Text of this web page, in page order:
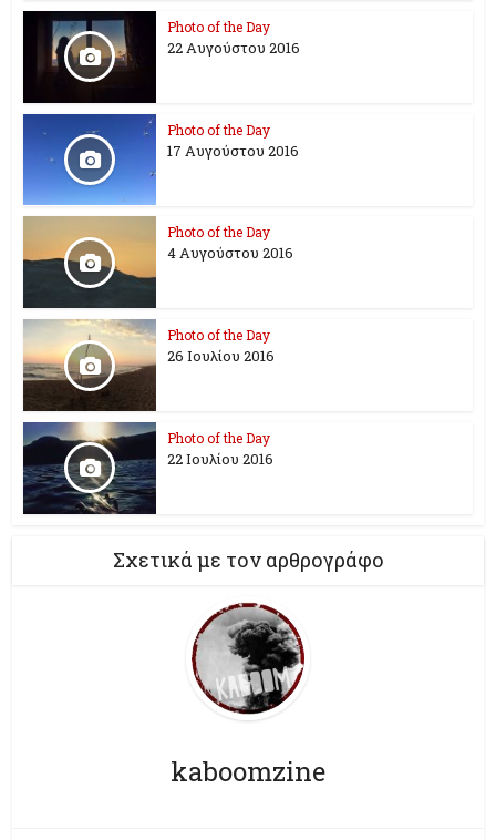
Photo of the Day
22 Αυγούστου 2016
Photo of the Day
17 Aυγούστου 2016
Photo of the Day
4 Αυγούστου 2016
Photo of the Day
26 Ioυλίου 2016
Photo of the Day
22 Ιουλίου 2016
Σχετικά με τον αρθρογράφο
kaboomzine